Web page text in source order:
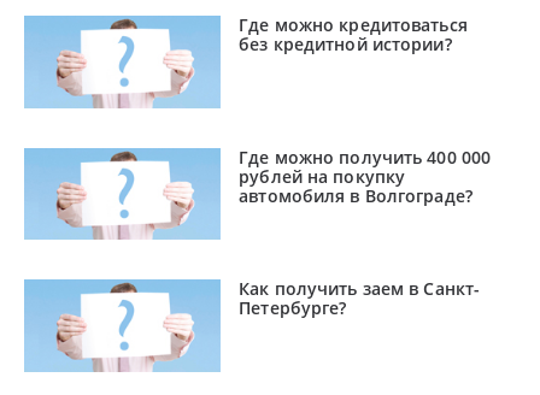
Где можно кредитоваться
без кредитной истории?
Где можно получить 400 000
рублей на покупку
автомобиля в Волгограде?
Как получить заем в Санкт-
Петербурге?